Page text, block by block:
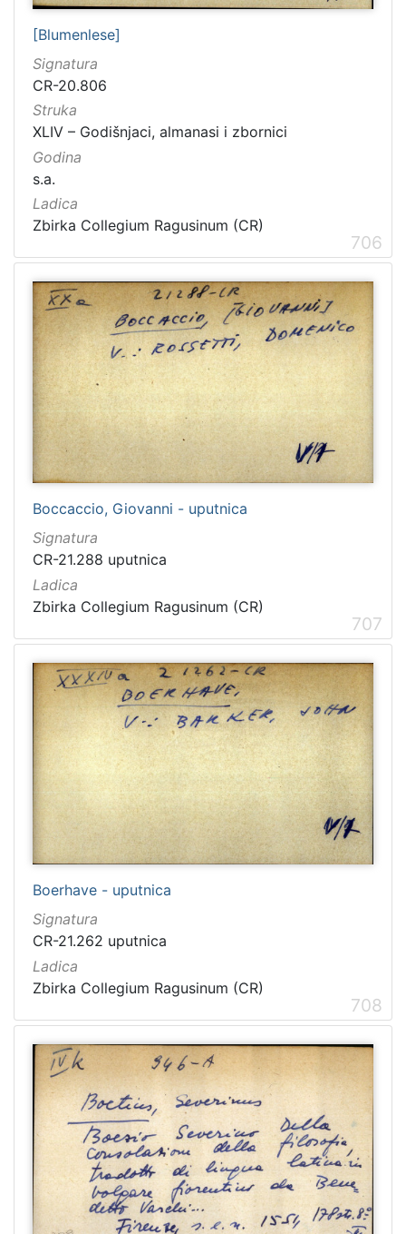
[Blumenlese]
Signatura
CR-20.806
Struka
XLIV – Godišnjaci, almanasi i zbornici
Godina
s.a.
Ladica
Zbirka Collegium Ragusinum (CR)
706
Boccaccio, Giovanni - uputnica
Signatura
CR-21.288 uputnica
Ladica
Zbirka Collegium Ragusinum (CR)
707
Boerhave - uputnica
Signatura
CR-21.262 uputnica
Ladica
Zbirka Collegium Ragusinum (CR)
708